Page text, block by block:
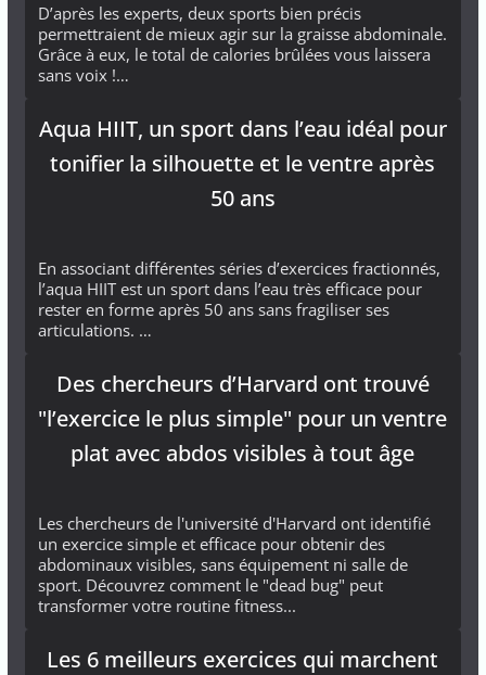
D’après les experts, deux sports bien précis
permettraient de mieux agir sur la graisse abdominale.
Grâce à eux, le total de calories brûlées vous laissera
sans voix !…
Aqua HIIT, un sport dans l’eau idéal pour
tonifier la silhouette et le ventre après
50 ans
En associant différentes séries d’exercices fractionnés,
l’aqua HIIT est un sport dans l’eau très efficace pour
rester en forme après 50 ans sans fragiliser ses
articulations. …
Des chercheurs d’Harvard ont trouvé
"l’exercice le plus simple" pour un ventre
plat avec abdos visibles à tout âge
Les chercheurs de l'université d'Harvard ont identifié
un exercice simple et efficace pour obtenir des
abdominaux visibles, sans équipement ni salle de
sport. Découvrez comment le "dead bug" peut
transformer votre routine fitness...
Les 6 meilleurs exercices qui marchent